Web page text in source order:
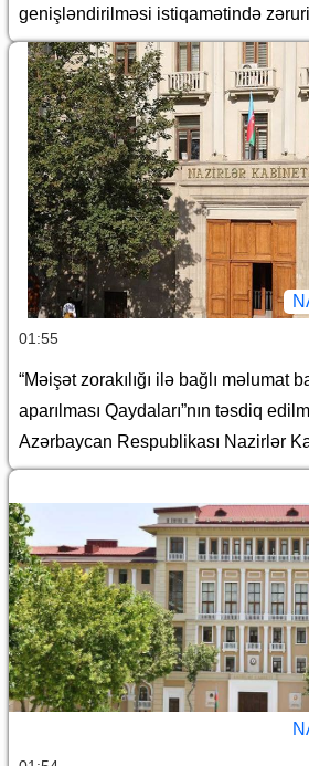
genişləndirilməsi istiqamətində
gücləndirilməsi və “Azərbaycan
borc alınması və zəmanət verilməsi
edilməsi haqqında” Azərbaycan
Prezidentinin 2018-ci il 18 dekabr
Fərmanında dəyişiklik edilməsi
Respublikası Prezidentinin 2023-cü
nömrəli Fərmanında dəyişiklik
Azərbaycan Respublikası
yanvar tarixli 578 nömrəli
Azərbaycan Respublikası Nazirlər
01:55
“Məişət zorakılığı ilə bağlı məlumat
aparılması Qaydaları”nın təsdiq
Azərbaycan Respublikası Nazirlər
19 dekabr tarixli 207 nömrəli
barədə